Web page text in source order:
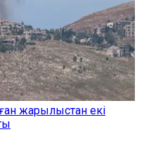
жарылыстан екі